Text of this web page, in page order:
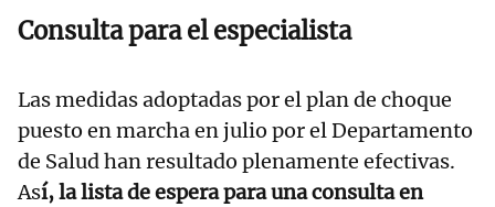
Consulta para el especialista
Las medidas adoptadas por el plan de choque
puesto en marcha en julio por el Departamento
de Salud han resultado plenamente efectivas.
Así, la lista de espera para una consulta en